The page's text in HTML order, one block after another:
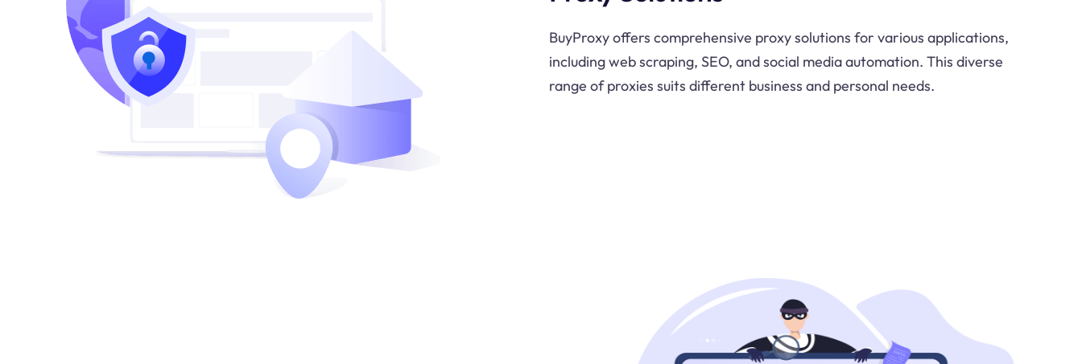
BuyProxy offers comprehensive proxy solutions for various applications,
including web scraping, SEO, and social media automation. This diverse
range of proxies suits different business and personal needs.